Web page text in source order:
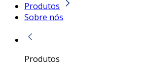
Produtos
Sobre nós
Produtos